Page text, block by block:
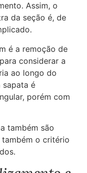
Assim, o
da seção é, de
é a remoção de
considerar a
ao longo do
sapata é
porém com
também são
o critério